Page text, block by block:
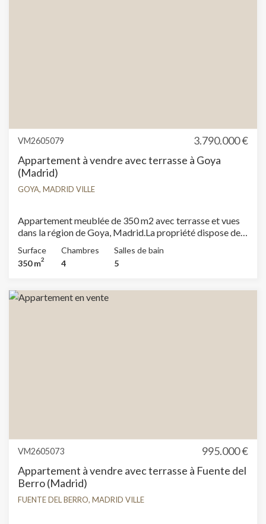
VM2605079
3.790.000 €
Appartement à vendre avec terrasse à Goya
(Madrid)
GOYA, MADRID VILLE
Appartement meublée de 350 m2 avec terrasse et vues
dans la région de Goya, Madrid.La propriété dispose de 4
intégrées, buanderie, balcon, chauffage, concierge et
salle de stockage.
Surface
350 m2
Chambres
4
Salles de bain
5
VM2605073
995.000 €
Appartement à vendre avec terrasse à Fuente del
Berro (Madrid)
FUENTE DEL BERRO, MADRID VILLE